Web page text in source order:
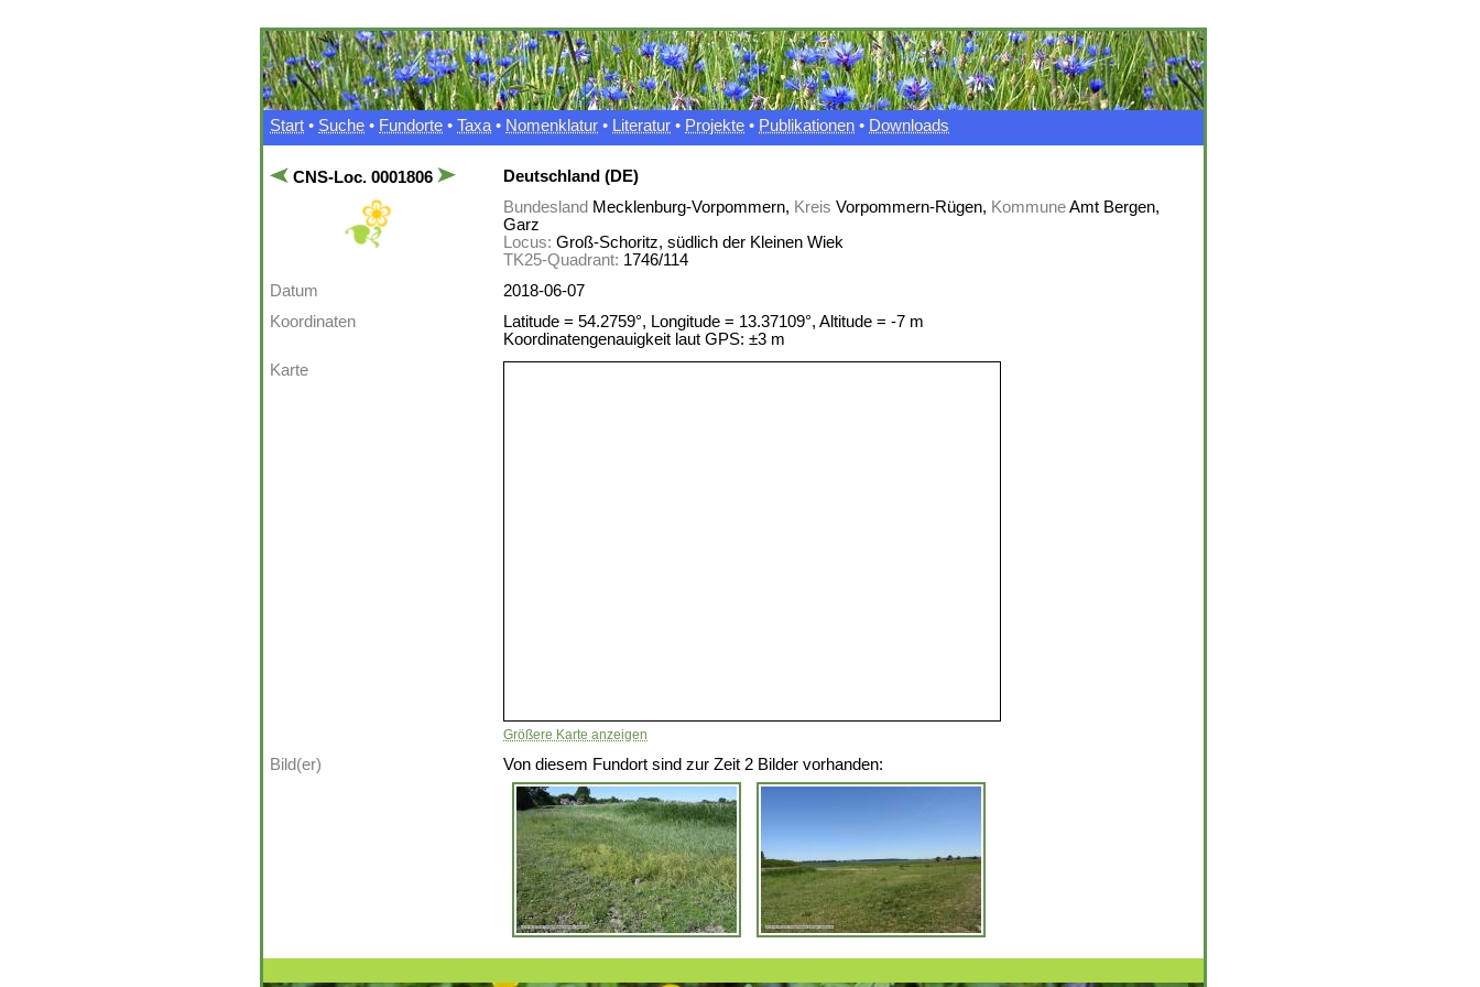
Start • Suche • Fundorte • Taxa • Nomenklatur • Literatur • Projekte • Publikationen • Downloads
CNS-Loc. 0001806
Deutschland (DE)
Bundesland Mecklenburg-Vorpommern, Kreis Vorpommern-Rügen, KommuneAmt Bergen,
Garz
Locus: Groß-Schoritz, südlich der Kleinen Wiek
TK25-Quadrant: 1746/114
Datum
2018-06-07
Koordinaten
Latitude = 54.2759°, Longitude = 13.37109°, Altitude = -7 m
Koordinatengenauigkeit laut GPS: ±3 m
Karte
Größere Karte anzeigen
Bild(er) Von diesem Fundort sind zur Zeit 2 Bilder vorhanden: